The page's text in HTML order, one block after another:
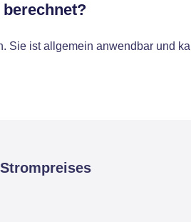
Sie ist allgemein anwendbar und